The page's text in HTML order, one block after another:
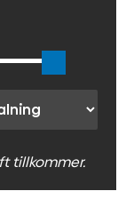
tillkommer.